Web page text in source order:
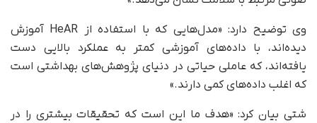
وی توضیح دارد: «مدل‌هایی که با استفاده از HeAR آموزش
دیده‌اند، با داده‌های آموزشی کمتر به عملکرد بالایی دست
یافته‌اند، که عاملی حیاتی در دنیای پژوهش‌های بهداشتی است
که اغلب داده‌های کمی دارند.»
شتی بیان کرد: «هدف ما این است که تحقیقات بیشتری را در